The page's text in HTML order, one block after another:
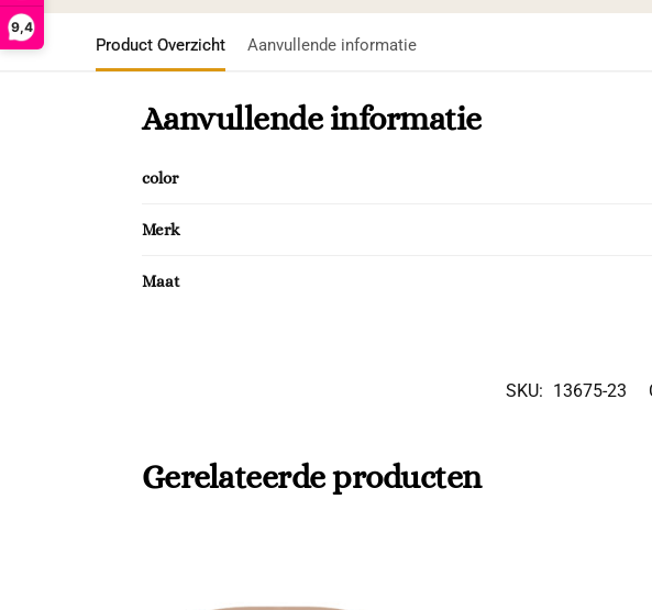
9,4
Product Overzicht Aanvullende informatie
Aanvullende informatie
color
Merk
Maat
SKU: 13675-23
Gerelateerde producten